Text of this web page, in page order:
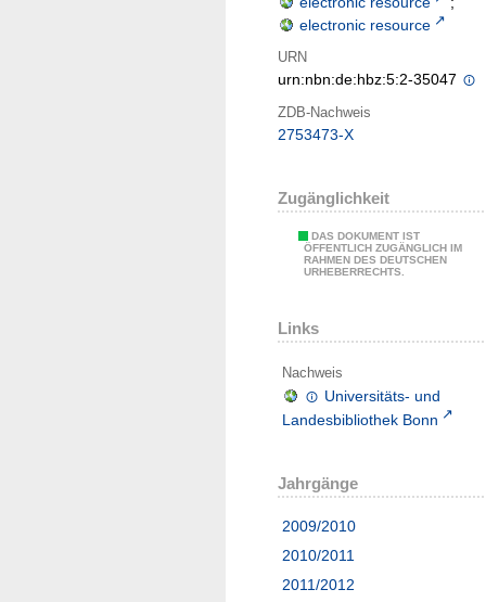
electronic resource
URN
urn:nbn:de:hbz:5:2-35047
ZDB-Nachweis
2753473-X
Zugänglichkeit
DAS DOKUMENT IST
ÖFFENTLICH ZUGÄNGLICH IM
RAHMEN DES DEUTSCHEN
URHEBERRECHTS.
Links
Nachweis
Universitäts- und
Landesbibliothek Bonn
Jahrgänge
2009/2010
2010/2011
2011/2012